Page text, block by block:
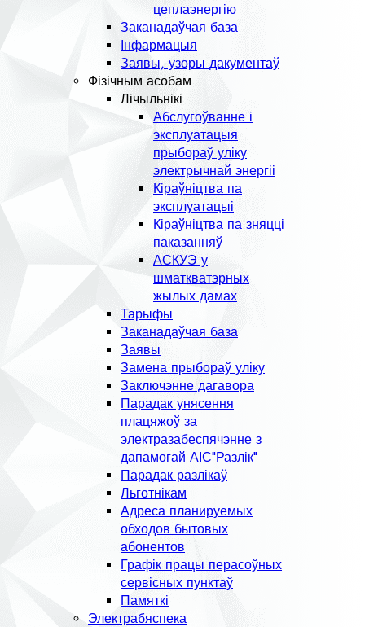
цеплаэнергію
Заканадаўчая база
Інфармацыя
Заявы, узоры дакументаў
Фізічным асобам
Лічыльнікі
Абслугоўванне і
эксплуатацыя
прыбораў уліку
электрычнай энергіі
Кіраўніцтва па
эксплуатацыі
Кіраўніцтва па зняцці
паказанняў
АСКУЭ у
шматкватэрных
жылых дамах
Тарыфы
Заканадаўчая база
Заявы
Замена прыбораў уліку
Заключэнне дагавора
Парадак унясення
плацяжоў за
электразабеспячэнне з
дапамогай АІС"Разлік"
Парадак разлікаў
Льготнікам
Адреса планируемых
обходов бытовых
абонентов
Графік працы перасоўных
сервісных пунктаў
Памяткі
Электрабяспека